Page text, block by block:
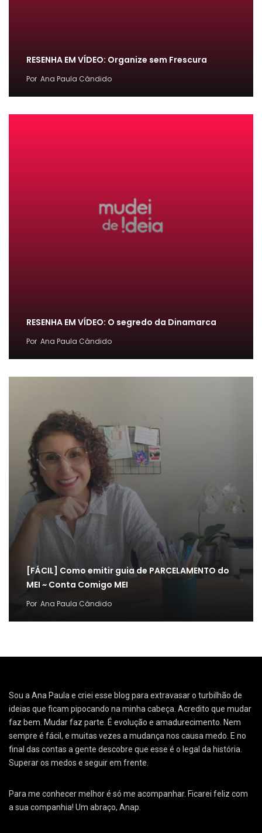
RESENHA EM VÍDEO: Organize sem Frescura
Por Ana Paula Cândido
RESENHA EM VÍDEO: O segredo da Dinamarca
Por Ana Paula Cândido
[FÁCIL] Como emitir guia de PARCELAMENTO do
MEI ~ Conta Comigo MEI
Por Ana Paula Cândido
Sou a Ana Paula e criei esse blog para extravasar o turbilhão de
ideias que ficam pipocando na minha cabeça. Acredito que mudar
faz bem. Mudar faz parte. É evolução e amadurecimento. Nem
sempre é fácil, e muitas vezes a mudança nos causa medo. E no
final das contas a gente descobre que esse é o legal da história.
Superar os medos e seguir em frente.
Para me conhecer melhor é só me acompanhar. Ficarei feliz com
a sua companhia! Um abraço, Anap.